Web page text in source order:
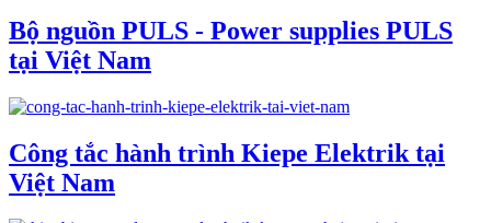
Bộ nguồn PULS - Power supplies PULS
tại Việt Nam
Công tắc hành trình Kiepe Elektrik tại
Việt Nam